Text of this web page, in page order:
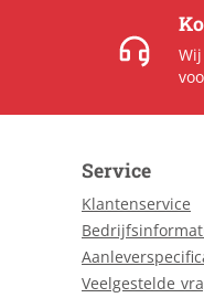
Service
Klantenservice
Veelgestelde